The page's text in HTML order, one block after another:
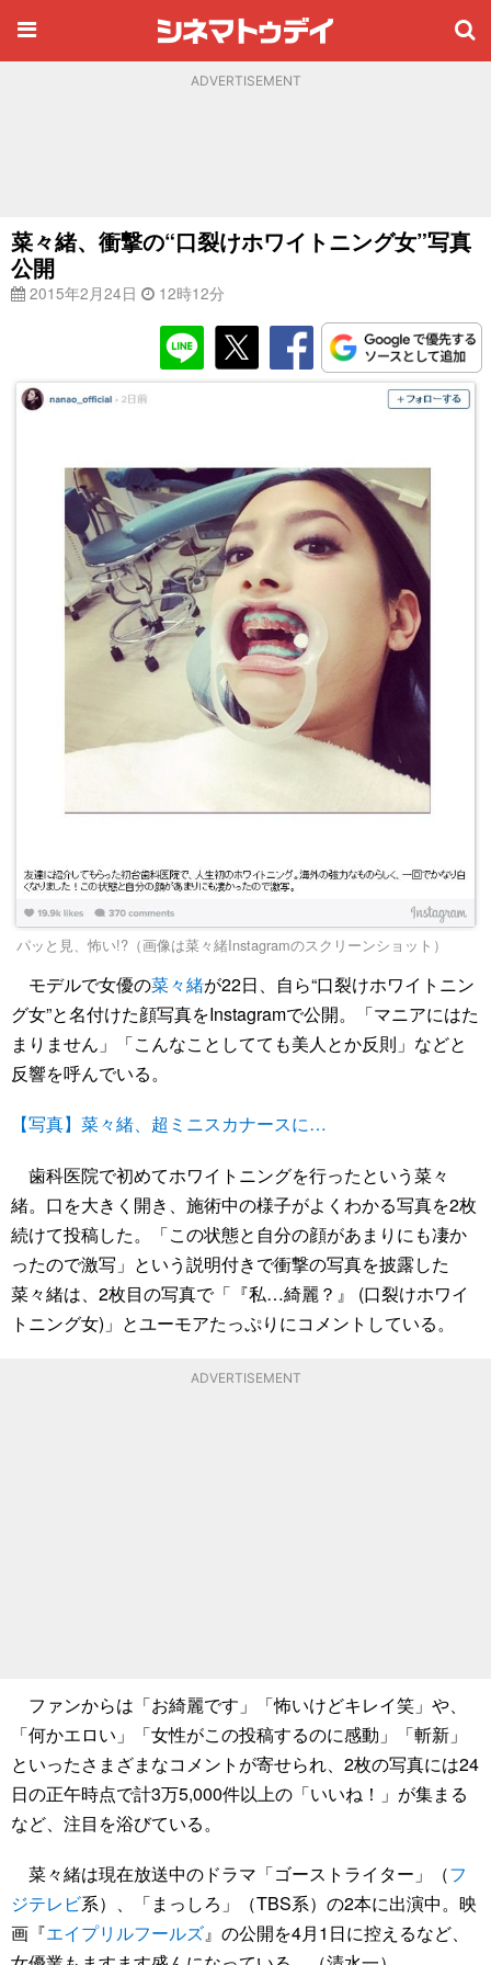
ADVERTISEMENT
菜々緒、衝撃の“口裂けホワイトニング女”写真
公開
2015年2月24日 12時12分
パッと見、怖い!?（画像は菜々緒Instagramのスクリーンショット）
モデルで女優の菜々緒が22日、自ら“口裂けホワイトニン
グ女”と名付けた顔写真をInstagramで公開。「マニアにはた
まりません」「こんなことしてても美人とか反則」などと
反響を呼んでいる。
【写真】菜々緒、超ミニスカナースに…
歯科医院で初めてホワイトニングを行ったという菜々
緒。口を大きく開き、施術中の様子がよくわかる写真を2枚
続けて投稿した。「この状態と自分の顔があまりにも凄か
ったので激写」という説明付きで衝撃の写真を披露した
菜々緒は、2枚目の写真で「『私…綺麗？』 (口裂けホワイ
トニング女)」とユーモアたっぷりにコメントしている。
ADVERTISEMENT
ファンからは「お綺麗です」「怖いけどキレイ笑」や、
「何かエロい」「女性がこの投稿するのに感動」「斬新」
といったさまざまなコメントが寄せられ、2枚の写真には24
日の正午時点で計3万5,000件以上の「いいね！」が集まる
など、注目を浴びている。
菜々緒は現在放送中のドラマ「ゴーストライター」（フ
ジテレビ系）、「まっしろ」（TBS系）の2本に出演中。映
画『エイプリルフールズ』の公開を4月1日に控えるなど、